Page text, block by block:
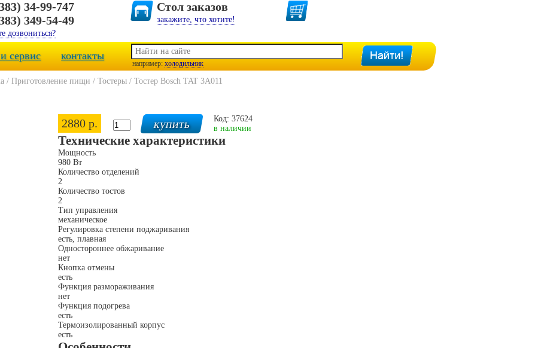
34-99-747
349-54-49
дозвониться?
Стол заказов
закажите, что хотите!
сервис контакты
например: холодильник
/ Приготовление пищи / Тостеры / Тостер Bosch TAT 3A011
2880 р.
Код: 37624
в наличии
Технические характеристики
Мощность
980 Вт
Количество отделений
2
Количество тостов
2
Тип управления
механическое
Регулировка степени поджаривания
есть, плавная
Одностороннее обжаривание
нет
Кнопка отмены
есть
Функция размораживания
нет
Функция подогрева
есть
Термоизолированный корпус
есть